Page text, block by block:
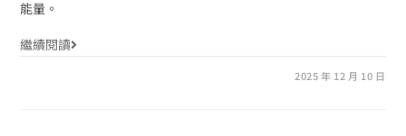
能量。
繼續閱讀
2025 年 12 月 10 日